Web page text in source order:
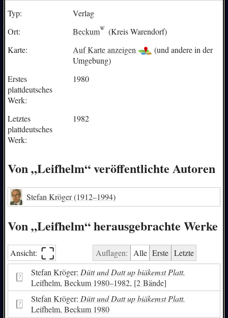
Typ:
Verlag
Ort:
Beckum
(Kreis Warendorf)
Karte:
Auf Karte anzeigen
(und andere in der
Umgebung)
Erstes
plattdeutsches
Werk:
1980
Letztes
plattdeutsches
Werk:
1982
Von „Leifhelm“ veröffentlichte Autoren
Stefan Kröger(1912–1994)
Von „Leifhelm“ herausgebrachte Werke
Ansicht: ⛶︎ Auflagen: Alle Erste Letzte
Stefan Kröger: Dütt und Datt up biäkemst Platt.
Leifhelm, Beckum 1980–1982, [2 Bände]
Stefan Kröger: Dütt und Datt up biäkemst Platt.
Leifhelm, Beckum 1980